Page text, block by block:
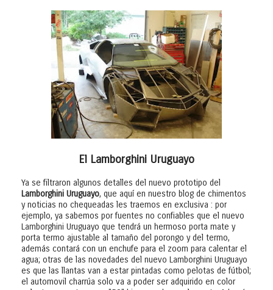
El Lamborghini Uruguayo
Ya se filtraron algunos detalles del nuevo prototipo del
Lamborghini Uruguayo, que aquí en nuestro blog de chimentos
y noticias no chequeadas les traemos en exclusiva : por
ejemplo, ya sabemos por fuentes no confiables que el nuevo
Lamborghini Uruguayo que tendrá un hermoso porta mate y
porta termo ajustable al tamaño del porongo y del termo,
además contará con un enchufe para el zoom para calentar el
agua; otras de las novedades del nuevo Lamborghini Uruguayo
es que las llantas van a estar pintadas como pelotas de fútbol;
el automovil charrúa solo va a poder ser adquirido en color